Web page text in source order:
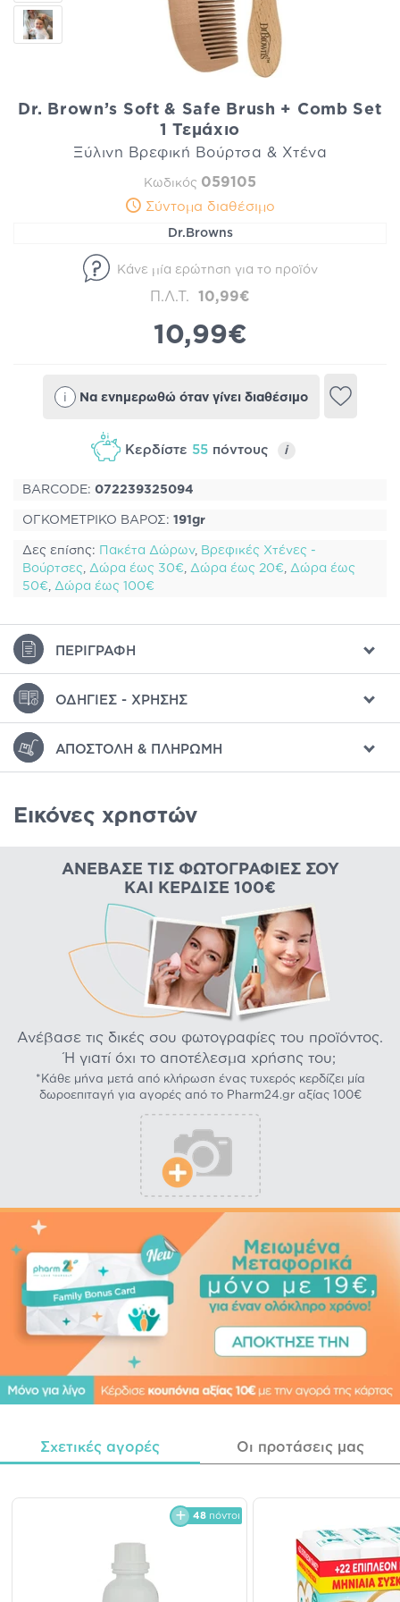
Dr. Brown’s Soft & Safe Brush + Comb Set
1 Τεμάχιο
Ξύλινη Βρεφική Βούρτσα & Χτένα
Κωδικός 059105
Σύντομα διαθέσιμο
Dr.Browns
Κάνε μία ερώτηση για το προϊόν
Π.Λ.Τ. 10,99€
10,99€
i Να ενημερωθώ όταν γίνει διαθέσιμο
Κερδίστε 55 πόντους i
BARCODE: 072239325094
ΟΓΚΟΜΕΤΡΙΚΟ ΒΑΡΟΣ: 191gr
Δες επίσης: Πακέτα Δώρων, Βρεφικές Χτένες -
Βούρτσες, Δώρα έως 30€, Δώρα έως 20€, Δώρα έως
50€, Δώρα έως 100€
ΠΕΡΙΓΡΑΦΉ
ΟΔΗΓΊΕΣ - ΧΡΉΣΗΣ
ΑΠΟΣΤΟΛΉ & ΠΛΗΡΩΜΉ
Εικόνες χρηστών
ΑΝΈΒΑΣΕ ΤΙΣ ΦΩΤΟΓΡΑΦΊΕΣ ΣΟΥ
ΚΑΙ ΚΈΡΔΙΣΕ 100€
Ανέβασε τις δικές σου φωτογραφίες του προϊόντος.
Ή γιατί όχι το αποτέλεσμα χρήσης του;
*Κάθε μήνα μετά από κλήρωση ένας τυχερός κερδίζει μία
δωροεπιταγή για αγορές από το Pharm24.gr αξίας 100€
Σχετικές αγορές Οι προτάσεις μας
48 πόντοι